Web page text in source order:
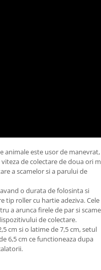
animale este usor de manevrat,
de colectare de doua ori
a scamelor si a parului de
o durata de folosinta si
tip roller cu hartie adeziva. Cele
a arunca firele de par si
de colectare.
cm si o latime de 7,5 cm, setul
6,5 cm ce functioneaza dupa